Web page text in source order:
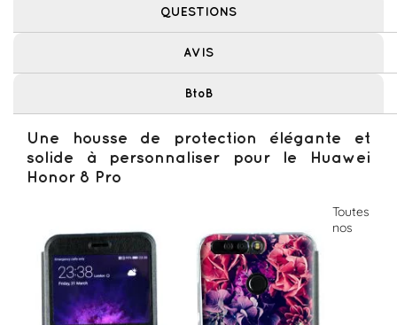
QUESTIONS
AVIS
BtoB
Une housse de protection élégante et
solide à personnaliser pour le Huawei
Honor 8 Pro
Toutes
nos